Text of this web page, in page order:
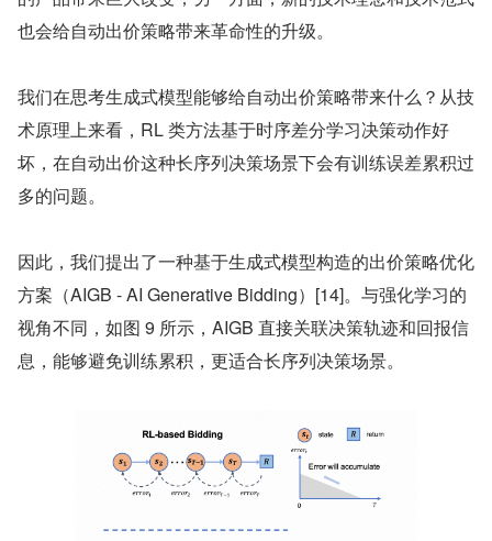
也会给自动出价策略带来革命性的升级。
我们在思考生成式模型能够给自动出价策略带来什么？从技
术原理上来看，RL 类方法基于时序差分学习决策动作好
坏，在自动出价这种长序列决策场景下会有训练误差累积过
多的问题。
因此，我们提出了一种基于生成式模型构造的出价策略优化
方案（AIGB - AI Generative Bidding）[14]。与强化学习的
视角不同，如图 9 所示，AIGB 直接关联决策轨迹和回报信
息，能够避免训练累积，更适合长序列决策场景。